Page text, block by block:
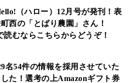
（ハロー）12月号が発刊！表
西の「とばり農園」さん！
読むならこちらからどうぞ！
名54件の情報を採用させていた
た！選考の上Amazonギフト券